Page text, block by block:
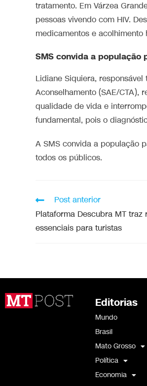
tratamento. Em Várzea
pessoas vivendo com HIV.
medicamentos e acolhimento
SMS convida a
Lidiane Siquiera,
Aconselhamento (SAE/CTA),
qualidade de vida e
fundamental, pois o
A SMS convida a população
todos os públicos.
Post anterior
Plataforma Descubra MT
essenciais para turistas
Editorias
Mundo
Brasil
Mato Grosso
Política
Economia